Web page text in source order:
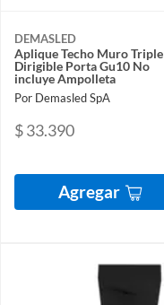
DEMASLED
Aplique Techo Muro Triple
Dirigible Porta Gu10 No
incluye Ampolleta
Por Demasled SpA
$ 33.390
Agregar